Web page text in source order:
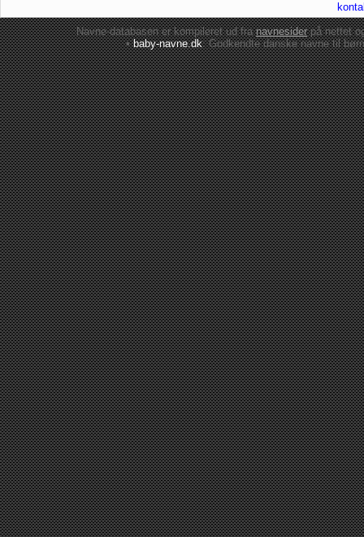
Navne-databasen er kompileret ud franavnesiderpå nettet
•baby-navne.dk: Godkendte danskenavne til børn